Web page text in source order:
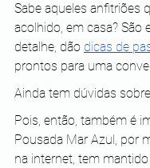
Sabe aqueles anfitriões
acolhido, em casa? São
detalhe, dão dicas de
prontos para uma
Ainda tem dúvidas
Pois, então, também é
Pousada Mar Azul, por
na internet, tem mantido